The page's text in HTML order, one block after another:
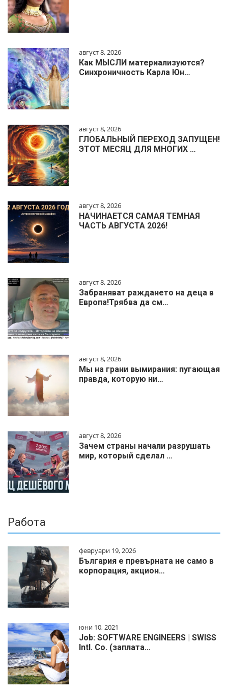
август 8, 2026
Как МЫСЛИ материализуются?
Синхроничность Карла Юн…
август 8, 2026
ГЛОБАЛЬНЫЙ ПЕРЕХОД ЗАПУЩЕН!
ЭТОТ МЕСЯЦ ДЛЯ МНОГИХ …
август 8, 2026
НАЧИНАЕТСЯ САМАЯ ТЕМНАЯ
ЧАСТЬ АВГУСТА 2026!
август 8, 2026
Забраняват раждането на деца в
Европа!Трябва да см…
август 8, 2026
Мы на грани вымирания: пугающая
правда, которую ни…
август 8, 2026
Зачем страны начали разрушать
мир, который сделал …
Работа
февруари 19, 2026
България е превърната не само в
корпорация, акцион…
юни 10, 2021
Job: SOFTWARE ENGINEERS | SWISS
Intl. Co. (заплата…